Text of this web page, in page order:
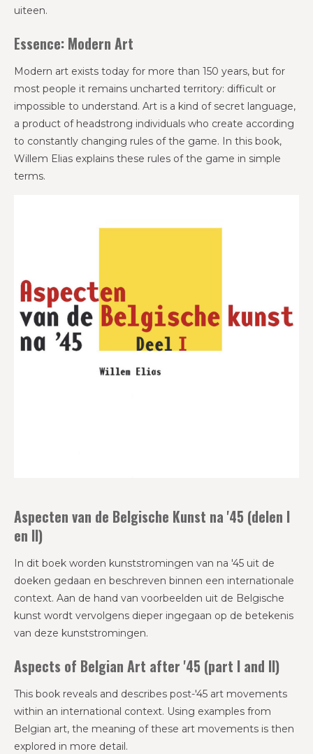
uiteen.
Essence: Modern Art
Modern art exists today for more than 150 years, but for
most people it remains uncharted territory: difficult or
impossible to understand. Art is a kind of secret language,
a product of headstrong individuals who create according
to constantly changing rules of the game. In this book,
Willem Elias explains these rules of the game in simple
terms.
Aspecten van de Belgische Kunst na '45 (delen I
en II)
In dit boek worden kunststromingen van na '45 uit de
doeken gedaan en beschreven binnen een internationale
context. Aan de hand van voorbeelden uit de Belgische
kunst wordt vervolgens dieper ingegaan op de betekenis
van deze kunststromingen.
Aspects of Belgian Art after '45 (part I and II)
This book reveals and describes post-'45 art movements
within an international context. Using examples from
Belgian art, the meaning of these art movements is then
explored in more detail.